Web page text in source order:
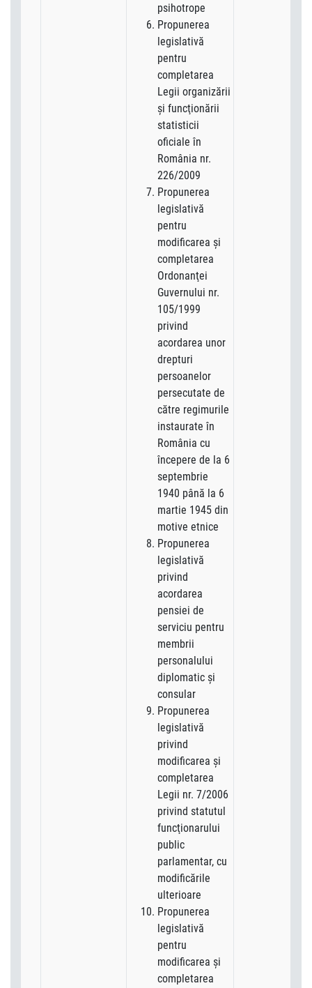
psihotrope
Propunerea
legislativă
pentru
completarea
Legii organizării
şi funcţionării
statisticii
oficiale în
România nr.
226/2009
Propunerea
legislativă
pentru
modificarea şi
completarea
Ordonanţei
Guvernului nr.
105/1999
privind
acordarea unor
drepturi
persoanelor
persecutate de
către regimurile
instaurate în
România cu
începere de la 6
septembrie
1940 până la 6
martie 1945 din
motive etnice
Propunerea
legislativă
privind
acordarea
pensiei de
serviciu pentru
membrii
personalului
diplomatic şi
consular
Propunerea
legislativă
privind
modificarea şi
completarea
Legii nr. 7/2006
privind statutul
funcţionarului
public
parlamentar, cu
modificările
ulterioare
Propunerea
legislativă
pentru
modificarea şi
completarea